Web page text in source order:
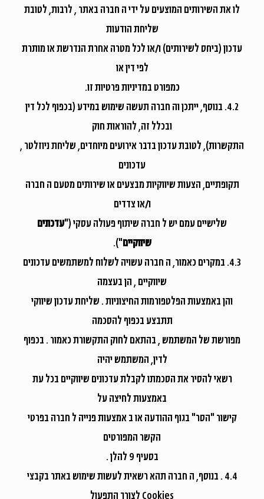
לו את השירותים המוצעים על ידי ה חברה באתר , לרבות, לטובת
שליחת הודעות
עדכון (ביחס לשירותים) ו/או לכל מטרה אחרת הנדרשת או מותרת
לפי דין או
כמפורט במדיניות פרטיות זו.
4.2. בנוסף, ייתכן וה חברה תעשה שימוש במידע (בכפוף לכל דין
ובכלל זה, להוראות חוק
התקשרות), לטובת עדכון בדבר אירועים מיוחדים, שליחת ניוזלטר ,
עדכונים
תקופתיים, הצעות שיווקיות מבצעים או שירותים מטעם ה חברה
ו/או צדדים
שלישיים עמם יש ל חברה שיתוף פעולה עסקי ("עדכונים
שיווקיים").
4.3. במקרים כאמור, ה חברה עשויה לשלוח למשתמשים עדכונים
שיווקיים , הן בעצמה
והן באמצעות הפלטפורמות החיצוניות . שליחת עדכון שיווקי
תתבצע בכפוף להסכמה
מפורשת של המשתמש , בהתאם לחוק התקשורת כאמור . בכפוף
לדין, המשתמש יהיה
רשאי להסיר את הסכמתו לקבלת עדכונים שיווקיים בכל עת
באמצעות לחיצה על
קישור "הסר" בגוף ההודעה או ב אמצעות פנייה ל חברה בפרטי
הקשר המפורטים
בסעיף 9 להלן .
4.4 . בנוסף, ה חברה תהא רשאית לעשות שימוש באתר בקבצי
Cookies לצורך התפעול